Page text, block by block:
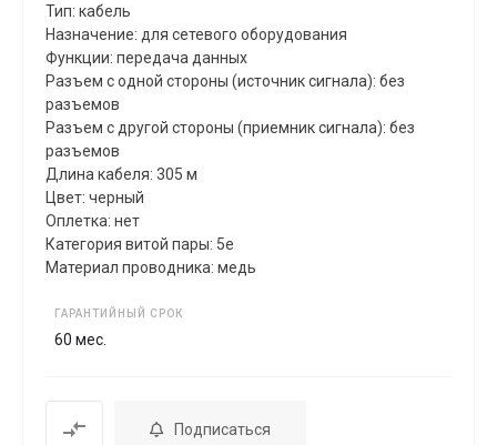
Тип: кабель
Назначение: для сетевого оборудования
Функции: передача данных
Разъем с одной стороны (источник сигнала): без
разъемов
Разъем с другой стороны (приемник сигнала): без
разъемов
Длина кабеля: 305 м
Цвет: черный
Оплетка: нет
Категория витой пары: 5e
Материал проводника: медь
ГАРАНТИЙНЫЙ СРОК
60 мес.
Подписаться